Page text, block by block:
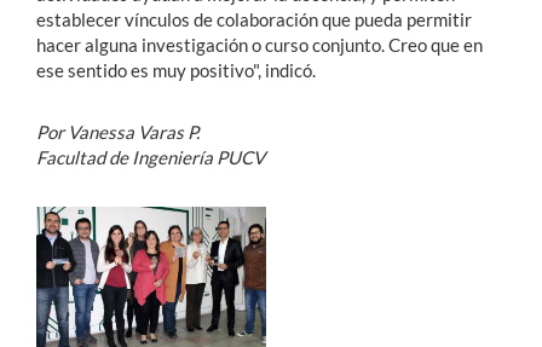
establecer vínculos de colaboración que pueda permitir
hacer alguna investigación o curso conjunto. Creo que en
ese sentido es muy positivo", indicó.
Por Vanessa Varas P.
Facultad de Ingeniería PUCV